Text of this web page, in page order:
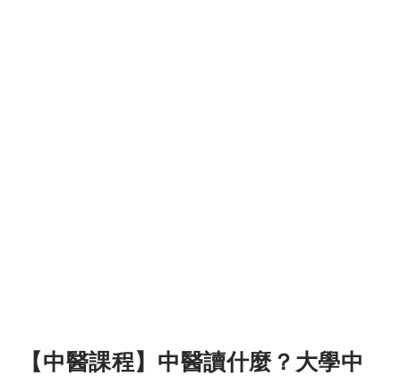
【中醫課程】中醫讀什麼？大學中